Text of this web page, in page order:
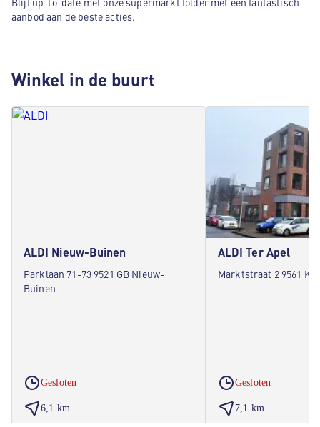
aanbod aan de beste acties.
Winkel in de buurt
ALDI Nieuw-Buinen
Parklaan 71-73 9521 GB Nieuw-
Buinen
Gesloten
6,1 km
ALDI Ter Apel
Marktstraat 2 9561 KC
Gesloten
7,1 km